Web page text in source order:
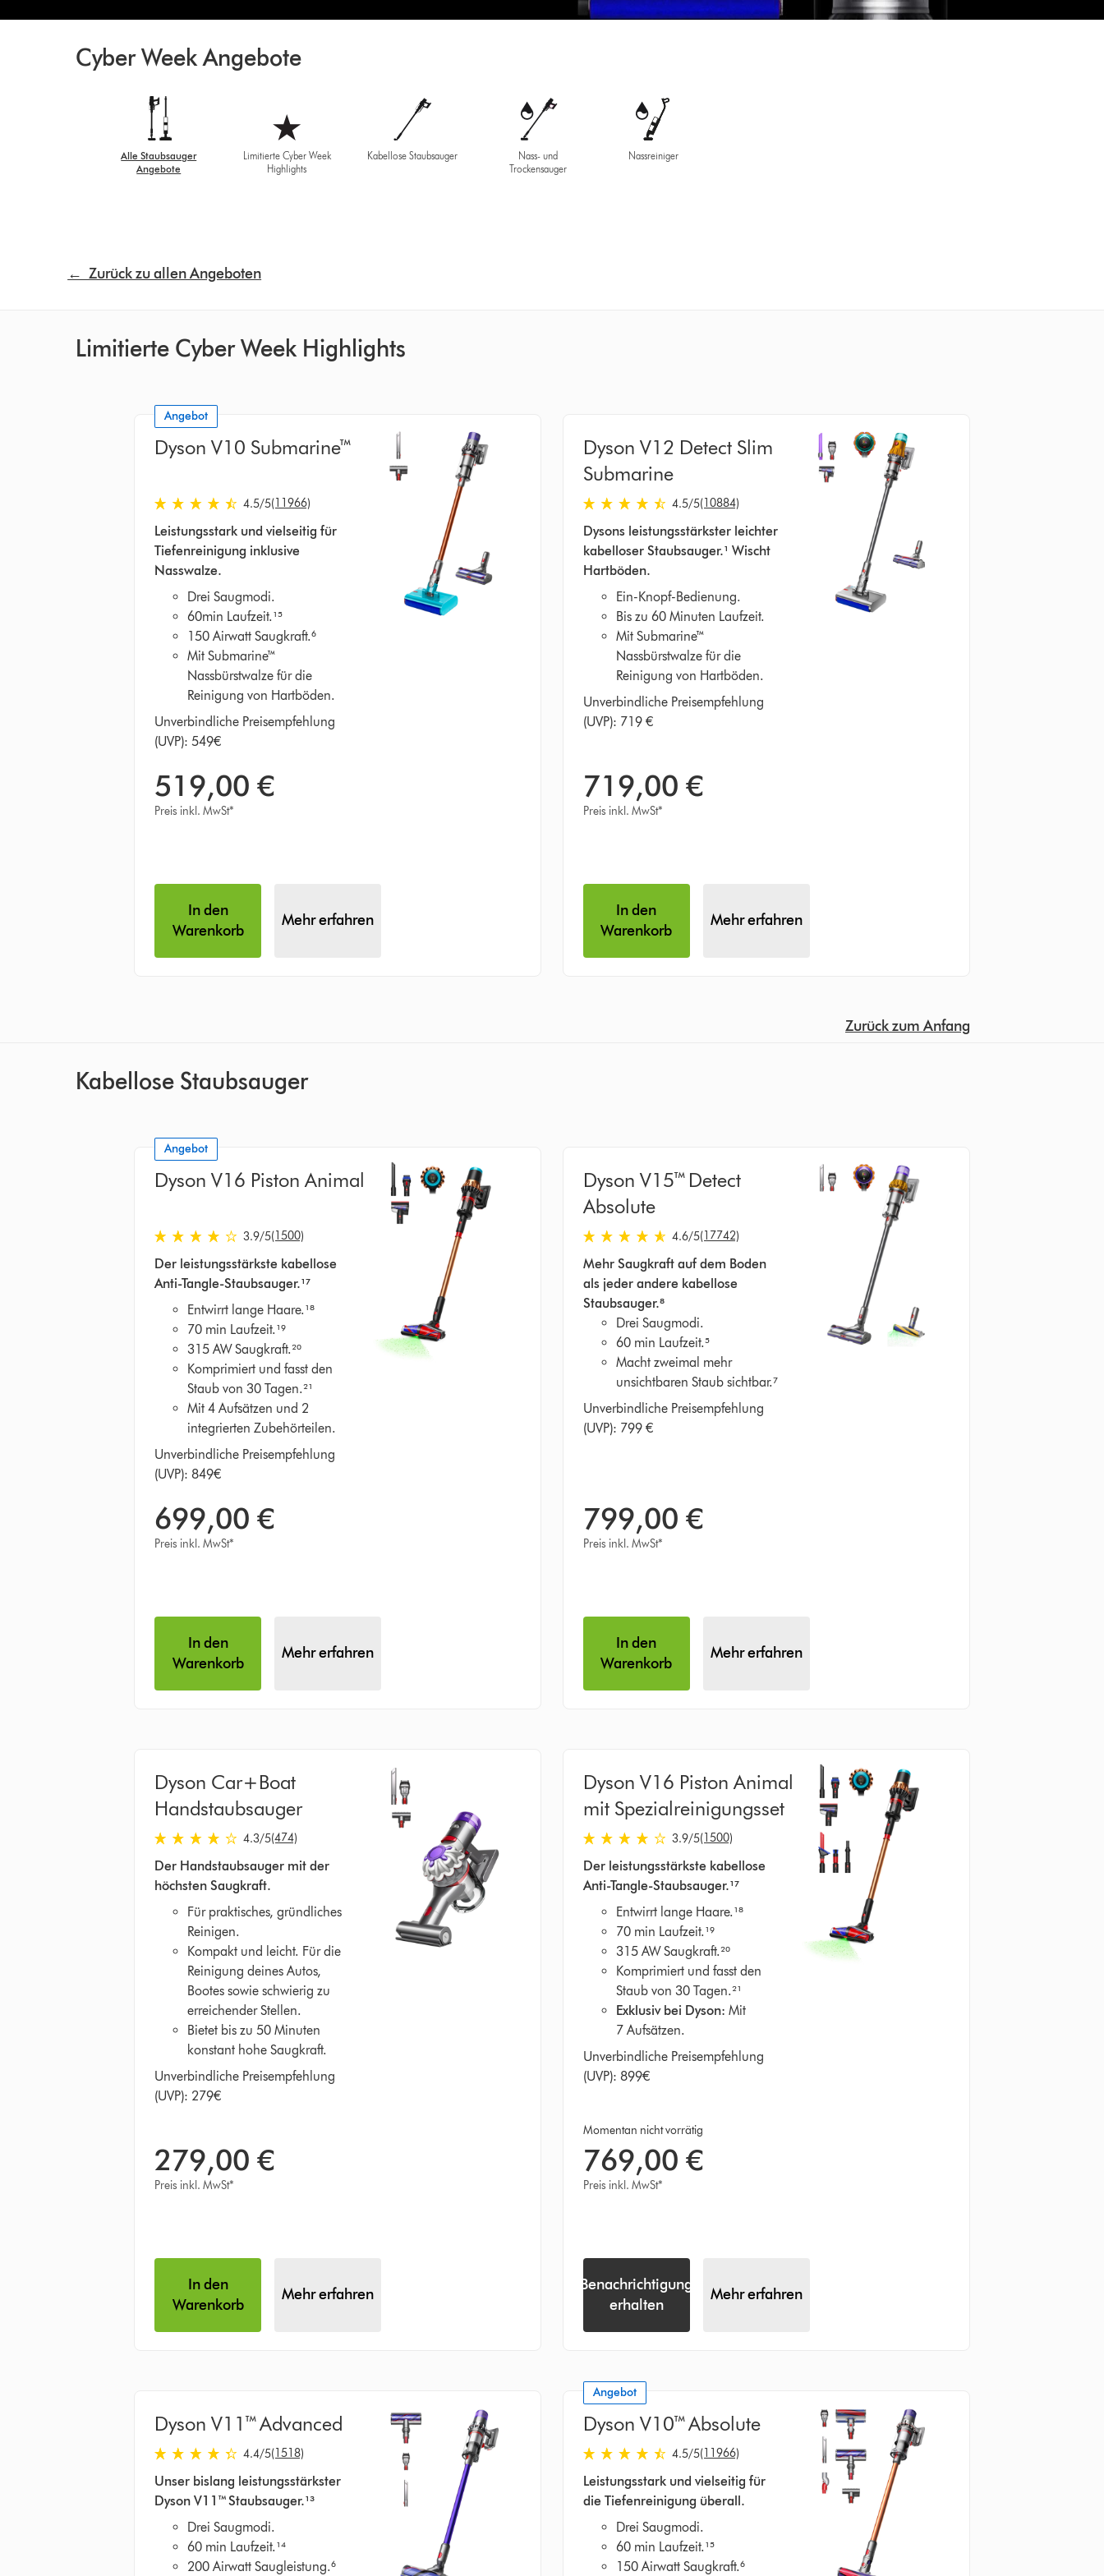
Cyber Week Angebote
Alle Staubsauger
Angebote
Limitierte Cyber Week
Highlights
Kabellose Staubsauger
Nass- und
Trockensauger
Nassreiniger
← Zurück zu allen Angeboten
Limitierte Cyber Week Highlights
Angebot
Dyson V10 Submarine™
4.5
von
5
Sternen
11966
Bewertungen
4.5/5(11966)
Leistungsstark und vielseitig für
Tiefenreinigung inklusive
Nasswalze.
Drei Saugmodi.
60min Laufzeit.¹⁵
150 Airwatt Saugkraft.⁶
Mit Submarine™
Nassbürstwalze für die
Reinigung von Hartböden.
Unverbindliche Preisempfehlung
(UVP): 549€
519,00 €
Preis inkl. MwSt*
In den
Warenkorb
Mehr erfahren
Dyson V12 Detect Slim
Submarine
4.5
von
5
Sternen
10884
Bewertungen
4.5/5(10884)
Dysons leistungsstärkster leichter
kabelloser Staubsauger.¹ Wischt
Hartböden.
Ein-Knopf-Bedienung.
Bis zu 60 Minuten Laufzeit.
Mit Submarine™
Nassbürstwalze für die
Reinigung von Hartböden.
Unverbindliche Preisempfehlung
(UVP): 719 €
719,00 €
Preis inkl. MwSt*
In den
Warenkorb
Mehr erfahren
Zurück zum Anfang
Kabellose Staubsauger
Angebot
Dyson V16 Piston Animal
3.9
von
5
Sternen
1500
Bewertungen
3.9/5(1500)
Der leistungsstärkste kabellose
Anti-Tangle-Staubsauger.¹⁷
Entwirrt lange Haare.¹⁸
70 min Laufzeit.¹⁹
315 AW Saugkraft.²⁰
Komprimiert und fasst den
Staub von 30 Tagen.²¹
Mit 4 Aufsätzen und 2
integrierten Zubehörteilen.
Unverbindliche Preisempfehlung
(UVP): 849€
699,00 €
Preis inkl. MwSt*
In den
Warenkorb
Mehr erfahren
Dyson V15™ Detect
Absolute
4.6
von
5
Sternen
17742
Bewertungen
4.6/5(17742)
Mehr Saugkraft auf dem Boden
als jeder andere kabellose
Staubsauger.⁸
Drei Saugmodi.
60 min Laufzeit.⁵
Macht zweimal mehr
unsichtbaren Staub sichtbar.⁷
Unverbindliche Preisempfehlung
(UVP): 799 €
799,00 €
Preis inkl. MwSt*
In den
Warenkorb
Mehr erfahren
Dyson Car+Boat
Handstaubsauger
4.3
von
5
Sternen
474
Bewertungen
4.3/5(474)
Der Handstaubsauger mit der
höchsten Saugkraft.
Für praktisches, gründliches
Reinigen.
Kompakt und leicht. Für die
Reinigung deines Autos,
Bootes sowie schwierig zu
erreichender Stellen.
Bietet bis zu 50 Minuten
konstant hohe Saugkraft.
Unverbindliche Preisempfehlung
(UVP): 279€
279,00 €
Preis inkl. MwSt*
In den
Warenkorb
Mehr erfahren
Dyson V16 Piston Animal
mit Spezialreinigungsset
3.9
von
5
Sternen
1500
Bewertungen
3.9/5(1500)
Der leistungsstärkste kabellose
Anti-Tangle-Staubsauger.¹⁷
Entwirrt lange Haare.¹⁸
70 min Laufzeit.¹⁹
315 AW Saugkraft.²⁰
Komprimiert und fasst den
Staub von 30 Tagen.²¹
Exklusiv bei Dyson: Mit
7 Aufsätzen.
Unverbindliche Preisempfehlung
(UVP): 899€
Momentan nicht vorrätig
769,00 €
Preis inkl. MwSt*
Benachrichtigung
erhalten
Mehr erfahren
Dyson V11™ Advanced
4.4
von
5
Sternen
1518
4.4/5(1518)
Unser bislang leistungsstärkster
Dyson V11™ Staubsauger.¹³
Drei Saugmodi.
60 min Laufzeit.¹⁴
200 Airwatt Saugleistung.⁶
Angebot
Dyson V10™ Absolute
4.5
von
5
Sternen
11966
4.5/5(11966)
Leistungsstark und vielseitig für
die Tiefenreinigung überall.
Drei Saugmodi.
60 min Laufzeit.¹⁵
150 Airwatt Saugkraft.⁶